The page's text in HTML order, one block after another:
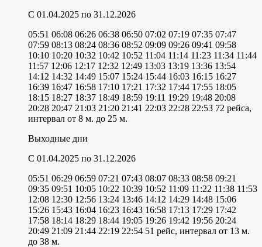
C 01.04.2025 по 31.12.2026
05:51 06:08 06:26 06:38 06:50 07:02 07:19 07:35 07:47
07:59 08:13 08:24 08:36 08:52 09:09 09:26 09:41 09:58
10:10 10:20 10:32 10:42 10:52 11:04 11:14 11:23 11:34 11:44
11:57 12:06 12:17 12:32 12:49 13:03 13:19 13:36 13:54
14:12 14:32 14:49 15:07 15:24 15:44 16:03 16:15 16:27
16:39 16:47 16:58 17:10 17:21 17:32 17:44 17:55 18:05
18:15 18:27 18:37 18:49 18:59 19:11 19:29 19:48 20:08
20:28 20:47 21:03 21:20 21:41 22:03 22:28 22:53 72 рейса,
интервал от 8 м. до 25 м.
Выходные дни
C 01.04.2025 по 31.12.2026
05:51 06:29 06:59 07:21 07:43 08:07 08:33 08:58 09:21
09:35 09:51 10:05 10:22 10:39 10:52 11:09 11:22 11:38 11:53
12:08 12:30 12:56 13:24 13:46 14:12 14:29 14:48 15:06
15:26 15:43 16:04 16:23 16:43 16:58 17:13 17:29 17:42
17:58 18:14 18:29 18:44 19:05 19:26 19:42 19:56 20:24
20:49 21:09 21:44 22:19 22:54 51 рейс, интервал от 13 м.
до 38 м.